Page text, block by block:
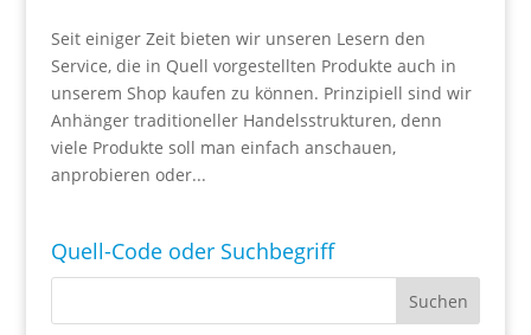
Seit einiger Zeit bieten wir unseren Lesern den
Service, die in Quell vorgestellten Produkte auch in
unserem Shop kaufen zu können. Prinzipiell sind wir
Anhänger traditioneller Handelsstrukturen, denn
viele Produkte soll man einfach anschauen,
anprobieren oder...
Quell-Code oder Suchbegriff